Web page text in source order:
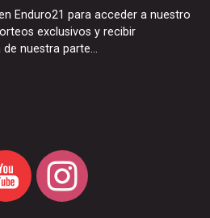
Enduro21 para acceder a nuestro
exclusivos y recibir
nuestra parte…